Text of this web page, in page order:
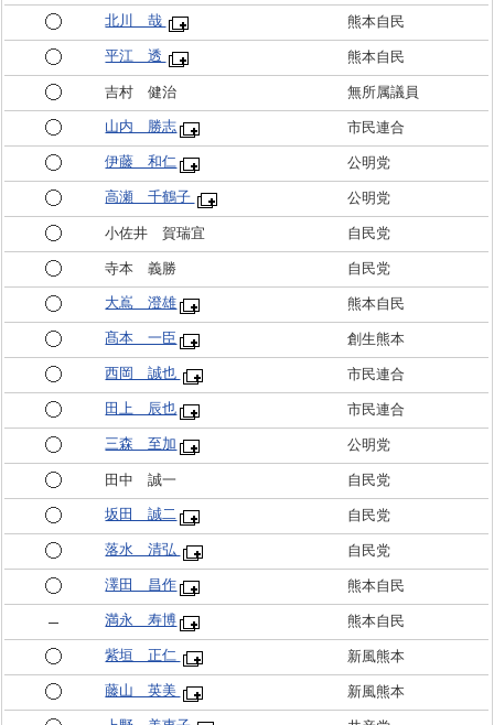
北川 哉 熊本自民
平江 透 熊本自民
吉村 健治 無所属議員
山内 勝志 市民連合
伊藤 和仁 公明党
高瀬 千鶴子 公明党
小佐井 賀瑞宜 自民党
寺本 義勝 自民党
大嶌 澄雄 熊本自民
髙本 一臣 創生熊本
西岡 誠也 市民連合
田上 辰也 市民連合
三森 至加 公明党
田中 誠一 自民党
坂田 誠二 自民党
落水 清弘 自民党
澤田 昌作 熊本自民
満永 寿博 熊本自民
紫垣 正仁 新風熊本
藤山 英美 新風熊本